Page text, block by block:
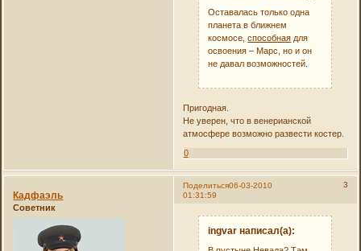
Оставалась только одна
планета в ближнем
космосе,способная для
освоения – Марс, но и он
не давал возможностей.
Пригодная.
Не уверен, что в венерианской
атмосфере возможно развести костер.
0
Поделиться 3
06-03-2010
01:31:59
Кадфаэль
Советник
ingvar написал(а):